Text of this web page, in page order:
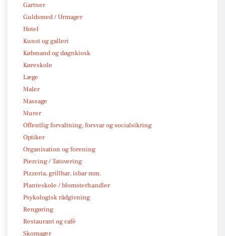
Gartner
Guldsmed / Urmager
Hotel
Kunst og galleri
Købmand og døgnkiosk
Køreskole
Læge
Maler
Massage
Murer
Offentlig forvaltning, forsvar og socialsikring
Optiker
Organisation og forening
Piercing / Tatovering
Pizzeria, grillbar, isbar mm.
Planteskole / blomsterhandler
Psykologisk rådgivning
Rengøring
Restaurant og café
Skomager